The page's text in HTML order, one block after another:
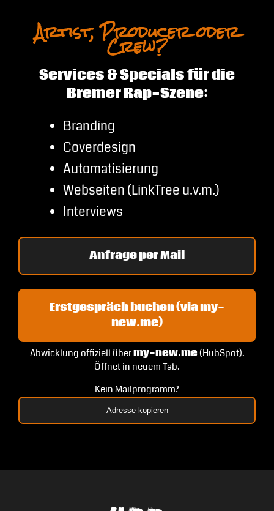
Artist, Producer oder
Crew?
Services & Specials für die
Bremer Rap-Szene:
Branding
Coverdesign
Automatisierung
Webseiten (LinkTree u.v.m.)
Interviews
Anfrage per Mail
Erstgespräch buchen (via my-
new.me)
Abwicklung offiziell übermy-new.me(HubSpot).
Öffnet in neuem Tab.
Kein Mailprogramm?
Adresse kopieren